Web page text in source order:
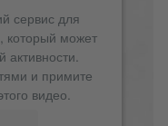
сервис для
который может
и примите
видео.